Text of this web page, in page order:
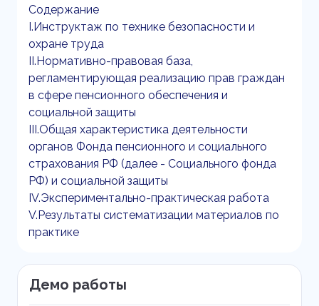
Содержание
I.Инструктаж по технике безопасности и
охране труда
II.Нормативно-правовая база,
регламентирующая реализацию прав граждан
в сфере пенсионного обеспечения и
социальной защиты
III.Общая характеристика деятельности
органов Фонда пенсионного и социального
страхования РФ (далее - Социального фонда
РФ) и социальной защиты
IV.Экспериментально-практическая работа
V.Результаты систематизации материалов по
практике
Демо работы